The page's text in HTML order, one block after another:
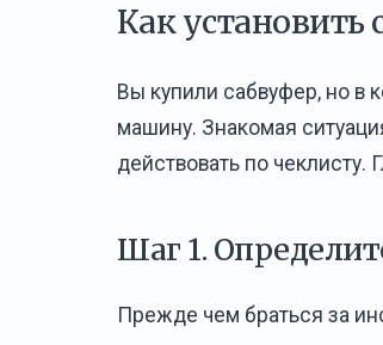
Как
Вы купили сабвуфер, но в
машину. Знакомая
действовать по чеклисту.
Шаг 1.
Прежде чем браться за